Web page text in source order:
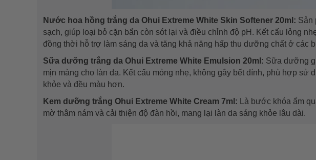
Nước hoa hồng trắng da Ohui Extreme White Skin Softener 20ml: Sản
sạch, giúp loại bỏ cặn bẩn còn sót lại và điều chỉnh độ pH. Kết cấu lỏng
đồng thời hỗ trợ làm sáng da và tăng khả năng hấp thu dưỡng chất ở các
Sữa dưỡng trắng da Ohui Extreme White Emulsion 20ml: Sữa dưỡng
mịn màng cho làn da. Kết cấu mỏng nhẹ, không gây bết dính, phù hợp sử
khỏe và đều màu hơn.
Kem dưỡng trắng Ohui Extreme White Cream 7ml:
Là bước khóa ẩm
mờ thâm nám và cải thiện độ đàn hồi, mang lại làn da sáng khỏe lâu dài.